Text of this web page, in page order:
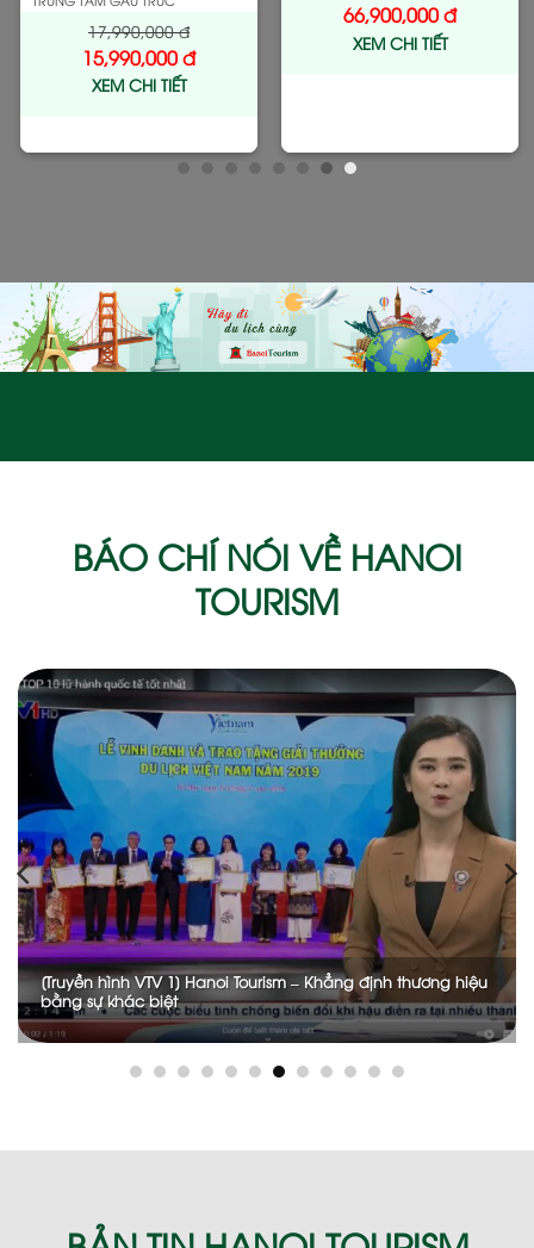
66,900,000
XEM CHI TIẾT
15,990,000đ
XEM CHI TIẾT
BÁO CHÍ NÓI VỀ HANOI
TOURISM
[Truyền hình VTV 3] Ảnh hưởng của Covid-19 tới du lịch